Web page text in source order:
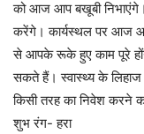
को आज आप बखूबी निभाएंगे।
करेंगे। कार्यस्थल पर आज
से आपके रूके हुए काम पूरे
सकते हैं। स्वास्थ्य के
किसी तरह का निवेश करने
शुभ रंग- हरा